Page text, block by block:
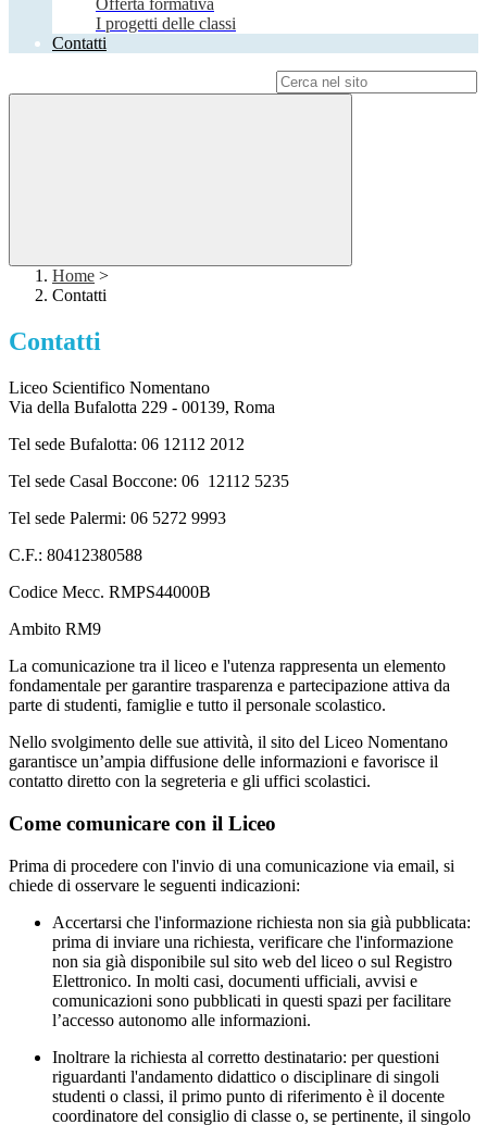
Offerta formativa
I progetti delle classi
Contatti
Home >
Contatti
Contatti
Liceo Scientifico Nomentano
Via della Bufalotta 229 - 00139, Roma
Tel sede Bufalotta: 06 12112 2012
Tel sede Casal Boccone: 06 12112 5235
Tel sede Palermi: 06 5272 9993
C.F.: 80412380588
Codice Mecc. RMPS44000B
Ambito RM9
La comunicazione tra il liceo e l'utenza rappresenta un elemento
fondamentale per garantire trasparenza e partecipazione attiva da
parte di studenti, famiglie e tutto il personale scolastico.
Nello svolgimento delle sue attività, il sito del Liceo Nomentano
garantisce un’ampia diffusione delle informazioni e favorisce il
contatto diretto con la segreteria e gli uffici scolastici.
Come comunicare con il Liceo
Prima di procedere con l'invio di una comunicazione via email, si
chiede di osservare le seguenti indicazioni:
Accertarsi che l'informazione richiesta non sia già pubblicata:
prima di inviare una richiesta, verificare che l'informazione
non sia già disponibile sul sito web del liceo o sul Registro
Elettronico. In molti casi, documenti ufficiali, avvisi e
comunicazioni sono pubblicati in questi spazi per facilitare
l’accesso autonomo alle informazioni.
Inoltrare la richiesta al corretto destinatario: per questioni
riguardanti l'andamento didattico o disciplinare di singoli
studenti o classi, il primo punto di riferimento è il docente
coordinatore del consiglio di classe o, se pertinente, il singolo